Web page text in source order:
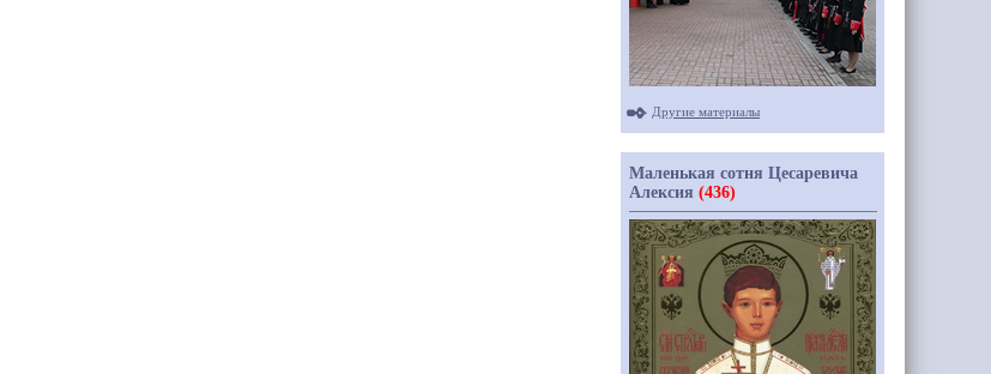
Другие материалы
Маленькая сотня Цесаревича
Алексия (436)